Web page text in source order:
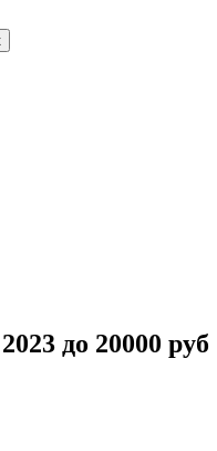
до 20000 руб